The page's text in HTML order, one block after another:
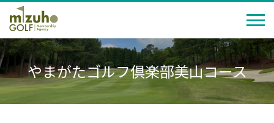
やまがたゴルフ倶楽部美山コース